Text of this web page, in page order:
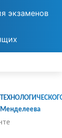
экзаменов